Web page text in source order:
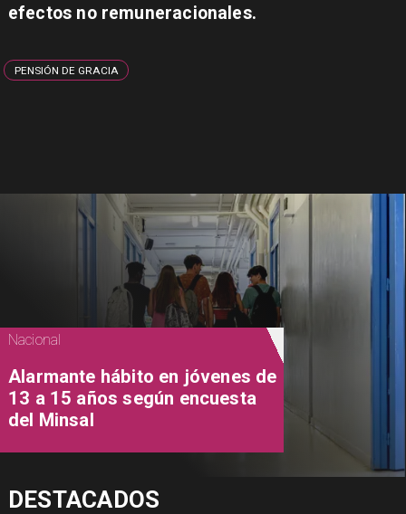
efectos no remuneracionales.
PENSIÓN DE GRACIA
Nacional
Alarmante hábito en jóvenes de
13 a 15 años según encuesta
del Minsal
DESTACADOS